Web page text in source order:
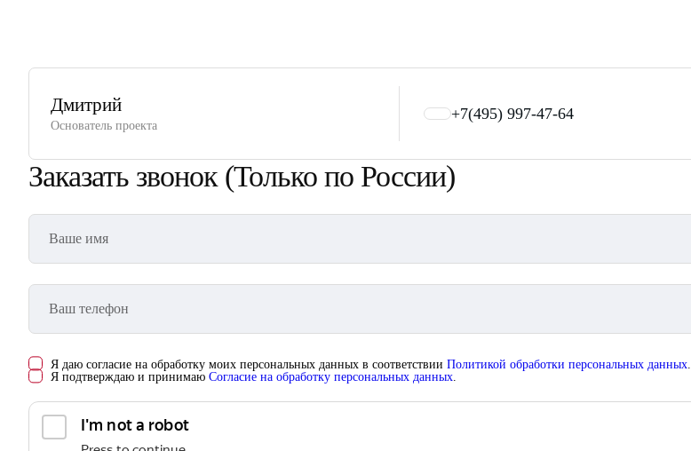
Дмитрий
Основатель проекта
+7(495) 997-47-64
Заказать звонок (Только по России)
Я даю согласие на обработку моих персональных данных в соответствии Политикой обработки персональных данных.
Я подтверждаю и принимаю Согласие на обработку персональных данных.